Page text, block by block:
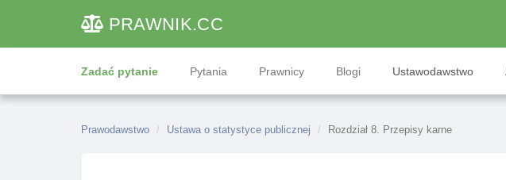
PRAWNIK.CC
Zadać pytanie Pytania Prawnicy Blogi Ustawodawstwo
Prawodawstwo Ustawa o statystyce publicznej Rozdział 8. Przepisy karne